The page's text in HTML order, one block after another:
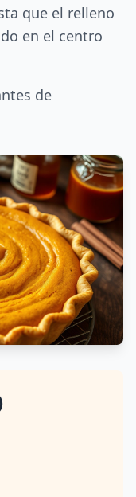
que el relleno
en el centro
de